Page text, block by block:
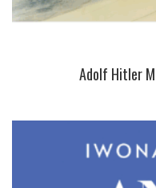
Adolf Hitler